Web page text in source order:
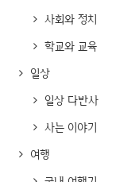
사회와 정치
학교와 교육
일상
일상 다반사
사는 이야기
여행